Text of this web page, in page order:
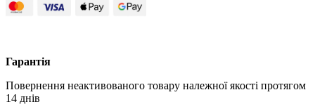
Гарантія
Повернення неактивованого товару належної якості протягом
14 днів